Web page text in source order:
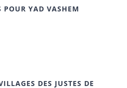
POUR YAD VASHEM
DES JUSTES DE